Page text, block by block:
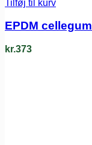
Tilføj til kurv
EPDM
kr.373